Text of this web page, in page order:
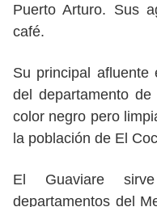
Puerto Arturo. Sus
café.
Su principal
del departamento
color negro pero
la población de El
El Guaviare
departamentos del